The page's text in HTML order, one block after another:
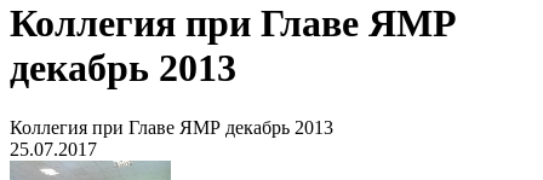
Коллегия при Главе ЯМР
декабрь 2013
Коллегия при Главе ЯМР декабрь 2013
25.07.2017